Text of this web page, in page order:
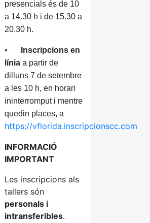
presencials és de 10
a 14.30 h i de 15.30 a
20.30 h.
•
Inscripcions en
línia a partir de
dilluns 7 de setembre
a les 10 h, en horari
ininterromput i mentre
quedin places, a
https://vflorida.inscripcionscc.com
INFORMACIÓ
IMPORTANT
Les inscripcions als
tallers són
personals i
intransferibles.